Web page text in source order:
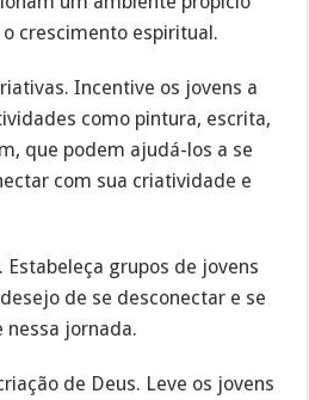
crescimento espiritual.
Incentive os jovens a
como pintura, escrita,
que podem ajudá-los a se
com sua criatividade e
Estabeleça grupos de jovens
de se desconectar e se
jornada.
de Deus. Leve os jovens